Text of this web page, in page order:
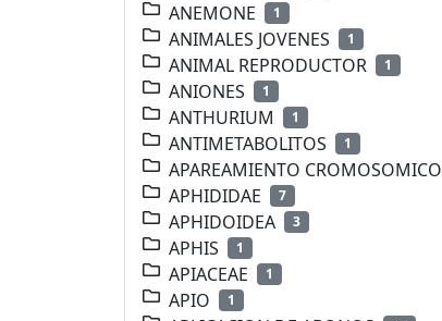
ANEMONE 1
ANIMALES JOVENES 1
ANIMAL REPRODUCTOR 1
ANIONES 1
ANTHURIUM 1
ANTIMETABOLITOS 1
APAREAMIENTO CROMOSOMICO
APHIDIDAE 7
APHIDOIDEA 3
APHIS 1
APIACEAE 1
APIO 1